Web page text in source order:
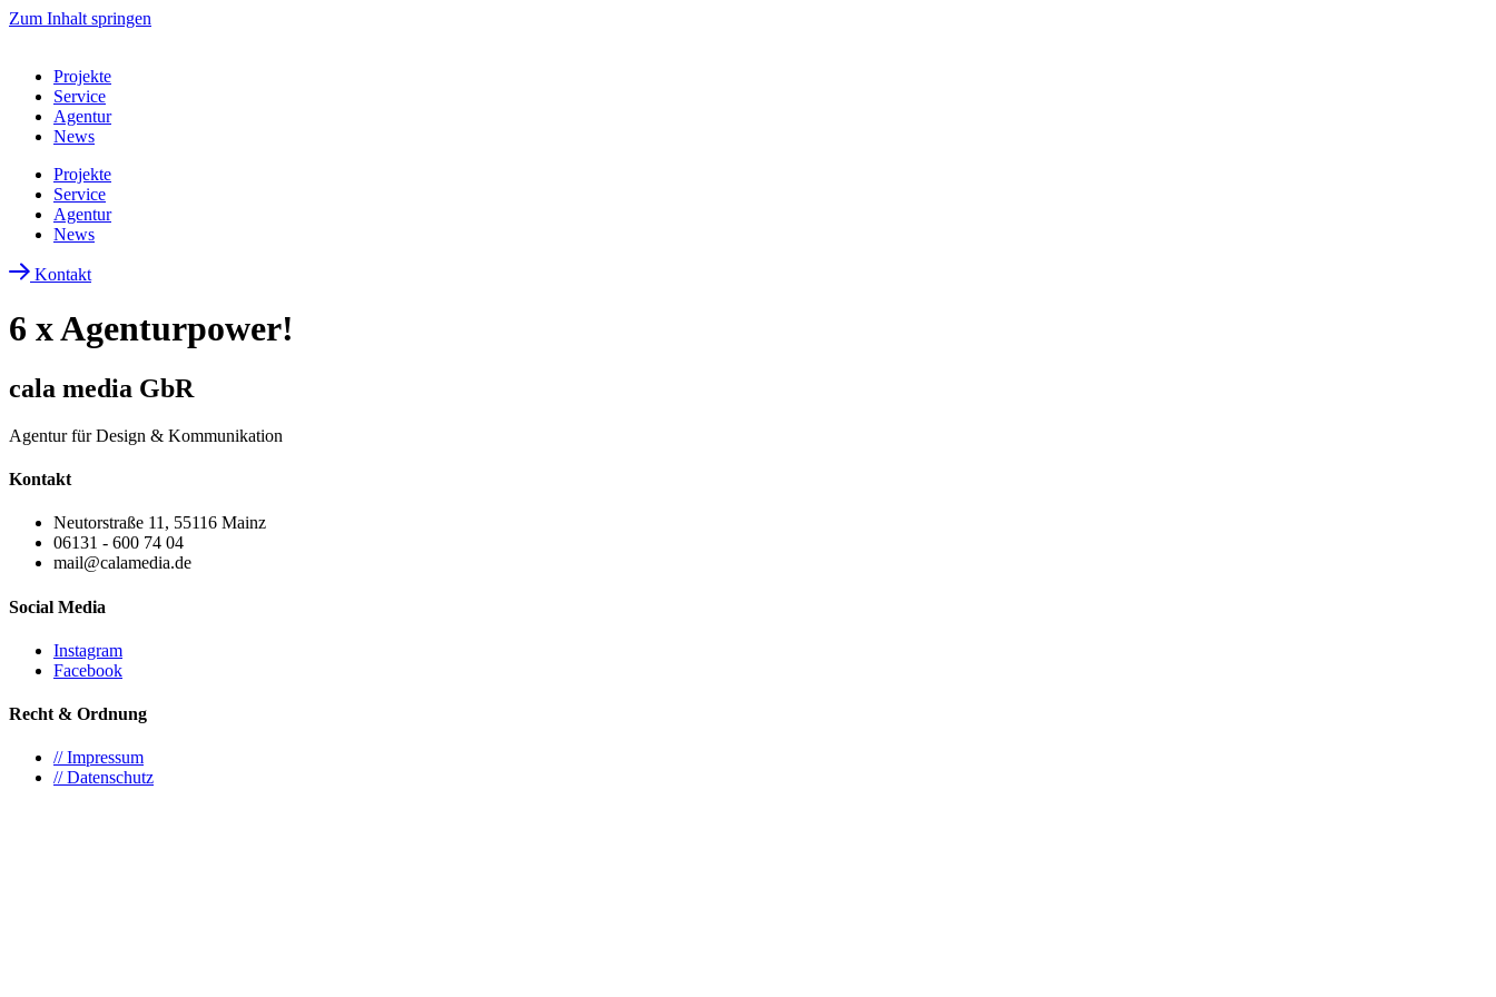
Zum Inhalt springen
Projekte
Service
Agentur
News
Projekte
Service
Agentur
News
Kontakt
6 x Agenturpower!
cala media GbR
Agentur für Design & Kommunikation
Kontakt
Neutorstraße 11, 55116 Mainz
06131 - 600 74 04
mail@calamedia.de
Social Media
Instagram
Facebook
Recht & Ordnung
// Impressum
// Datenschutz